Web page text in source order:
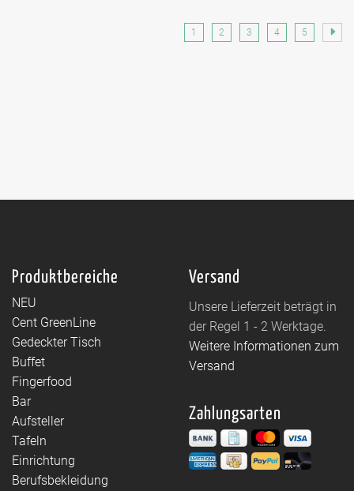
1 2 3 4 5
Produktbereiche
NEU
Cent GreenLine
Gedeckter Tisch
Buffet
Fingerfood
Bar
Aufsteller
Tafeln
Einrichtung
Berufsbekleidung
Versand
Unsere Lieferzeit beträgt in
der Regel 1 - 2 Werktage.
Weitere Informationen zum
Versand
Zahlungsarten